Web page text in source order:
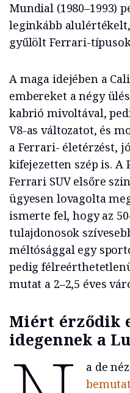
Mundial (1980–1993)
leginkább
gyűlölt Ferrari-
A maga idejében a
embereket a négy
kabrió mivoltával,
V8-as változatot, és
a Ferrari- életérzést,
kifejezetten szép is. A
Ferrari SUV elsőre
ügyesen lovagolta
ismerte fel, hogy az
tulajdonosok
méltósággal egy
pedig
mutat a 2–2,5 éves
Miért érződik
idegennek a
a de